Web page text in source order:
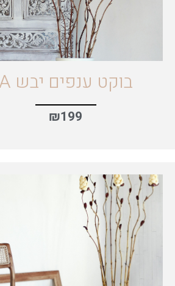
בוקט ענפים יבש A
₪199